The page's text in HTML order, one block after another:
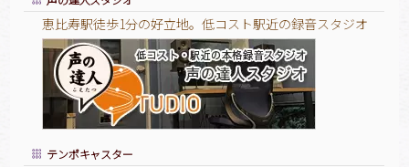
恵比寿駅徒歩1分の好立地。低コスト駅近の録音スタジオ
テンポキャスター